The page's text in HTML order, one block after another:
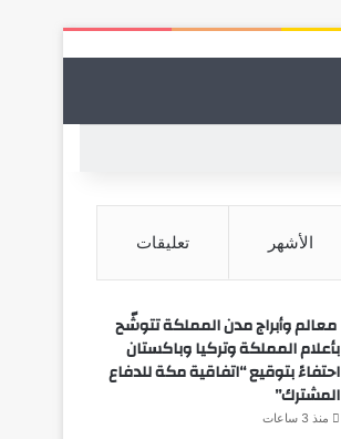
الأشهر تعليقات
معالم وأبراج مدن المملكة تتوشّح
بأعلام المملكة وتركيا وباكستان
احتفاءً بتوقيع “اتفاقية مكة للدفاع
المشترك”
منذ 3 ساعات